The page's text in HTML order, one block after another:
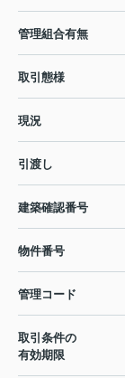
管理組合有無
取引態様
現況
引渡し
建築確認番号
物件番号
管理コード
取引条件の
有効期限